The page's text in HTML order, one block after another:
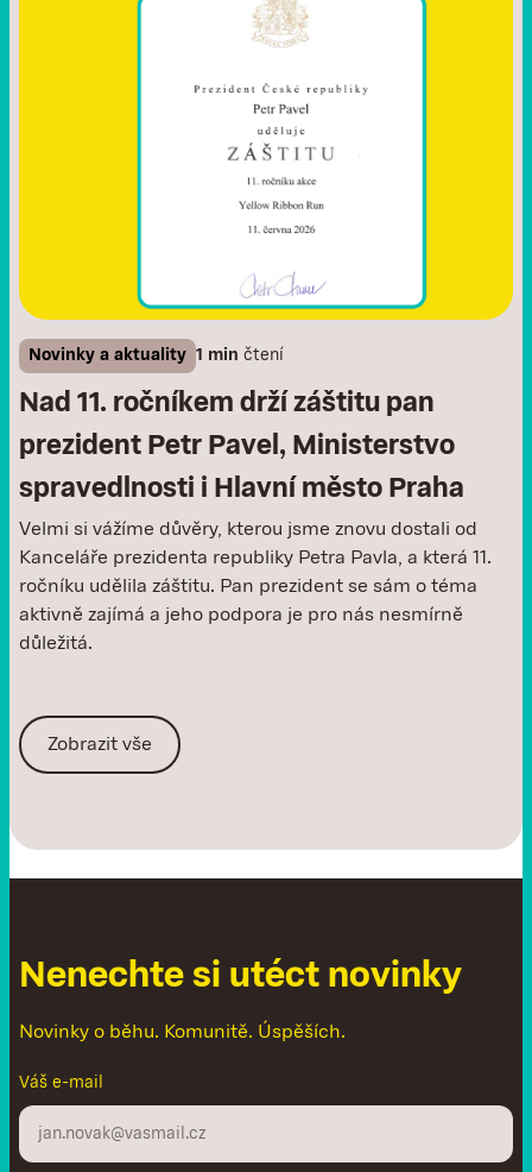
Novinky a aktuality 1 min čtení
Nad 11. ročníkem drží záštitu pan
prezident Petr Pavel, Ministerstvo
spravedlnosti i Hlavní město Praha
Velmi si vážíme důvěry, kterou jsme znovu dostali od
Kanceláře prezidenta republiky Petra Pavla, a která 11.
ročníku udělila záštitu. Pan prezident se sám o téma
aktivně zajímá a jeho podpora je pro nás nesmírně
důležitá.
Zobrazit vše
Nenechte si utéct novinky
Novinky o běhu. Komunitě. Úspěších.
Váš e-mail